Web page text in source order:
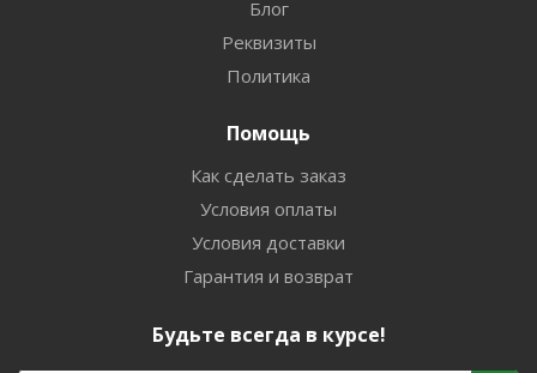
Блог
Реквизиты
Политика
Помощь
Как сделать заказ
Условия оплаты
Условия доставки
Гарантия и возврат
Будьте всегда в курсе!